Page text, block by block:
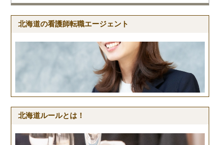
北海道の看護師転職エージェント
北海道ルールとは！